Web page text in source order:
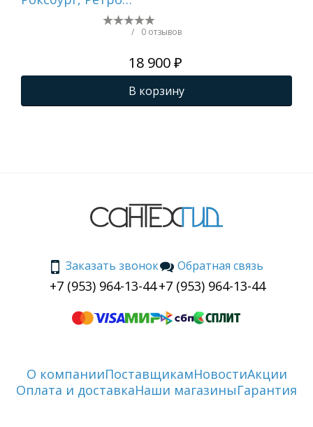
/ 0 отзывов
18 900 ₽
В корзину
Заказать звонок
+7 (953) 964-13-44
Обратная связь
+7 (953) 964-13-44
О компанииПоставщикамНовостиАкции
Оплата и доставкаНаши магазиныГарантия